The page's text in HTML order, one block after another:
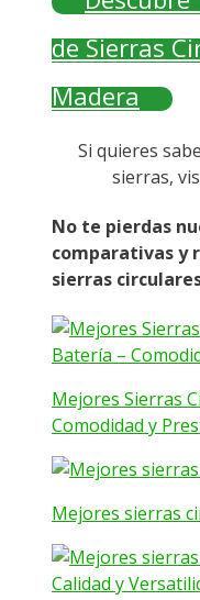
de Sierras
Madera
Si quieres
sierras,
No te pierdas
comparativas y
sierras
Mejores Sierras
Comodidad y
Mejores sierras